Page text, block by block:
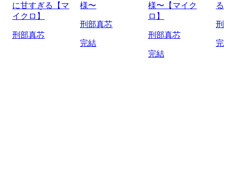
に甘すぎる【マ
イクロ】
刑部真芯
様〜
刑部真芯
完結
様〜【マイク
ロ】
刑部真芯
完結
る
刑
完